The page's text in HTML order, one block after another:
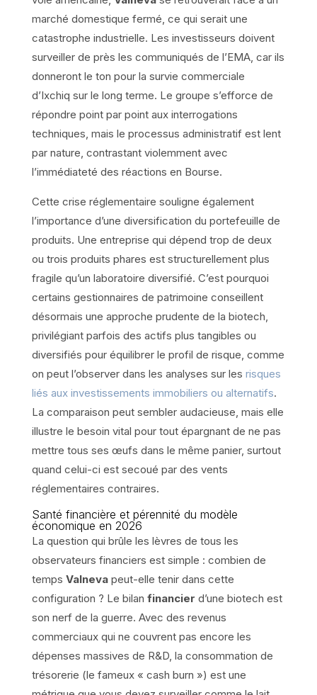
marché domestique fermé, ce qui serait une
catastrophe industrielle. Les investisseurs doivent
surveiller de près les communiqués de l’EMA, car ils
donneront le ton pour la survie commerciale
d’Ixchiq sur le long terme. Le groupe s’efforce de
répondre point par point aux interrogations
techniques, mais le processus administratif est lent
par nature, contrastant violemment avec
l’immédiateté des réactions en Bourse.
Cette crise réglementaire souligne également
l’importance d’une diversification du portefeuille de
produits. Une entreprise qui dépend trop de deux
ou trois produits phares est structurellement plus
fragile qu’un laboratoire diversifié. C’est pourquoi
certains gestionnaires de patrimoine conseillent
désormais une approche prudente de la biotech,
privilégiant parfois des actifs plus tangibles ou
diversifiés pour équilibrer le profil de risque, comme
on peut l’observer dans les analyses sur les risques
liés aux investissements immobiliers ou alternatifs.
La comparaison peut sembler audacieuse, mais elle
illustre le besoin vital pour tout épargnant de ne pas
mettre tous ses œufs dans le même panier, surtout
quand celui-ci est secoué par des vents
réglementaires contraires.
Santé financière et pérennité du modèle
économique en 2026
La question qui brûle les lèvres de tous les
observateurs financiers est simple : combien de
temps Valnevapeut-elle tenir dans cette
configuration ? Le bilan financier d’une biotech est
son nerf de la guerre. Avec des revenus
commerciaux qui ne couvrent pas encore les
dépenses massives de R&D, la consommation de
trésorerie (le fameux « cash burn ») est une